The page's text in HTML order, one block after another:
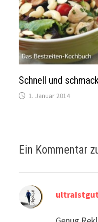
Schnell und
1. Januar 2014
Ein Kommentar
ultraistgut